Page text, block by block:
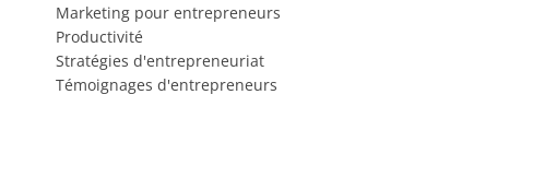
Marketing pour entrepreneurs
Productivité
Stratégies d'entrepreneuriat
Témoignages d'entrepreneurs